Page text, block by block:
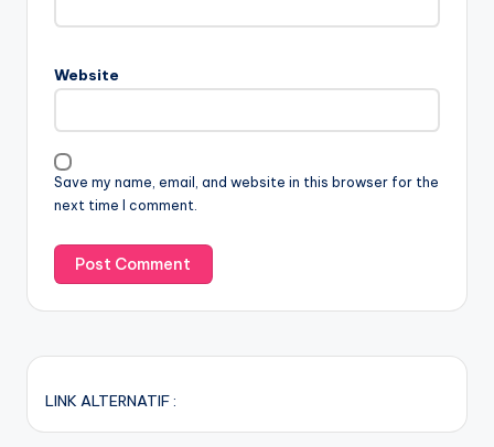
Website
Save my name, email, and website in this browser for the
next time I comment.
LINK ALTERNATIF :